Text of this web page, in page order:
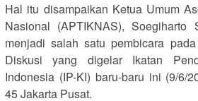
Hal itu disampaikan Ketua Umum
Nasional (APTIKNAS), Soegiharto
menjadi salah satu pembicara
Diskusi yang digelar Ikatan
Indonesia (IP-KI) baru-baru ini (9/6/
45 Jakarta Pusat.